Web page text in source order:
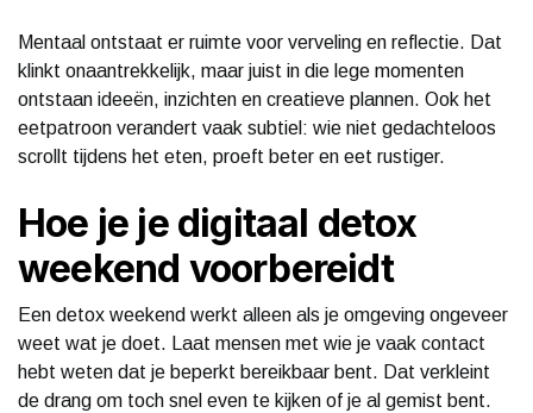
Mentaal ontstaat er ruimte voor verveling en reflectie. Dat
klinkt onaantrekkelijk, maar juist in die lege momenten
ontstaan ideeën, inzichten en creatieve plannen. Ook het
eetpatroon verandert vaak subtiel: wie niet gedachteloos
scrollt tijdens het eten, proeft beter en eet rustiger.
Hoe je je digitaal detox
weekend voorbereidt
Een detox weekend werkt alleen als je omgeving ongeveer
weet wat je doet. Laat mensen met wie je vaak contact
hebt weten dat je beperkt bereikbaar bent. Dat verkleint
de drang om toch snel even te kijken of je al gemist bent.